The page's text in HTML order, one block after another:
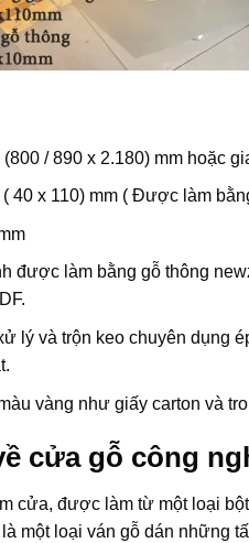
/ 890 x 2.180) mm hoặc
40 x 110) mm ( Được làm
được làm bằng gỗ thông
lý và trộn keo chuyên dụng
vàng như giấy carton và
cửa gỗ công
cửa, được làm từ một loại
một loại ván gỗ dán những